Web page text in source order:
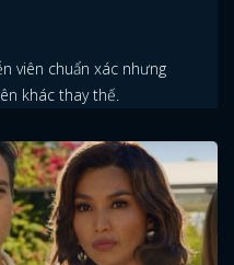
viên chuẩn xác nhưng
khác thay thế.